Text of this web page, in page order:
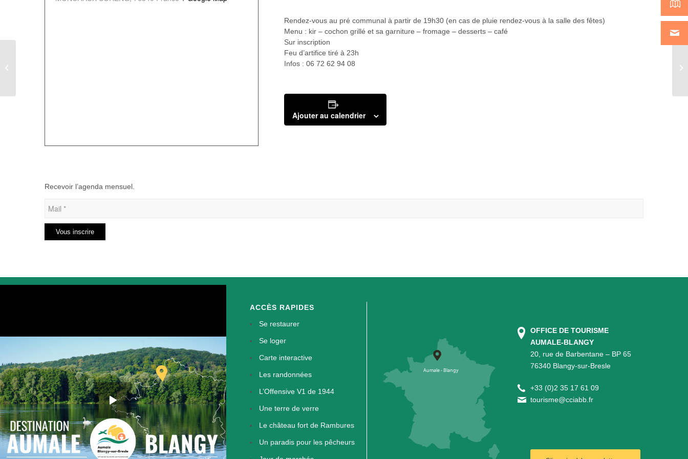
Rendez-vous au pré communal à partir de 19h30 (en cas de pluie rendez-vous à la salle des fêtes)
Menu : kir – cochon grillé et sa garniture – fromage – desserts – café
Sur inscription
Feu d’artifice tiré à 23h
Infos : 06 72 62 94 08
Ajouter au calendrier
Recevoir l’agenda mensuel.
ACCÈS RAPIDES
Se restaurer
Se loger
Carte interactive
Les randonnées
L’Offensive V1 de 1944
Une terre de verre
Le château fort de Rambures
Un paradis pour les pêcheurs
OFFICE DE TOURISME
AUMALE-BLANGY
20, rue de Barbentane – BP 65
76340 Blangy-sur-Bresle
+33 (0)2 35 17 61 09
tourisme@cciabb.fr